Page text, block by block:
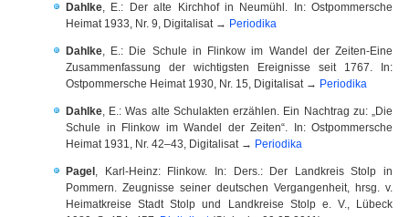
Dahlke, E.: Der alte Kirchhof in Neumühl. In: Ostpommersche
Heimat 1933, Nr. 9, Digitalisat → Periodika
Dahlke, E.: Die Schule in Flinkow im Wandel der Zeiten-Eine
Zusammenfassung der wichtigsten Ereignisse seit 1767. In:
Ostpommersche Heimat 1930, Nr. 15, Digitalisat → Periodika
Dahlke, E.: Was alte Schulakten erzählen. Ein Nachtrag zu: „Die
Schule in Flinkow im Wandel der Zeiten“. In: Ostpommersche
Heimat 1931, Nr. 42–43, Digitalisat → Periodika
Pagel , Karl-Heinz: Flinkow. In: Ders.: Der Landkreis Stolp in
Pommern. Zeugnisse seiner deutschen Vergangenheit, hrsg. v.
Heimatkreise Stadt Stolp und Landkreise Stolp e. V., Lübeck